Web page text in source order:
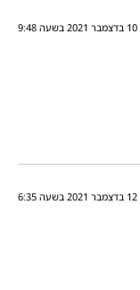
10 בדצמבר 2021 בשעה 9:48
12 בדצמבר 2021 בשעה 6:35